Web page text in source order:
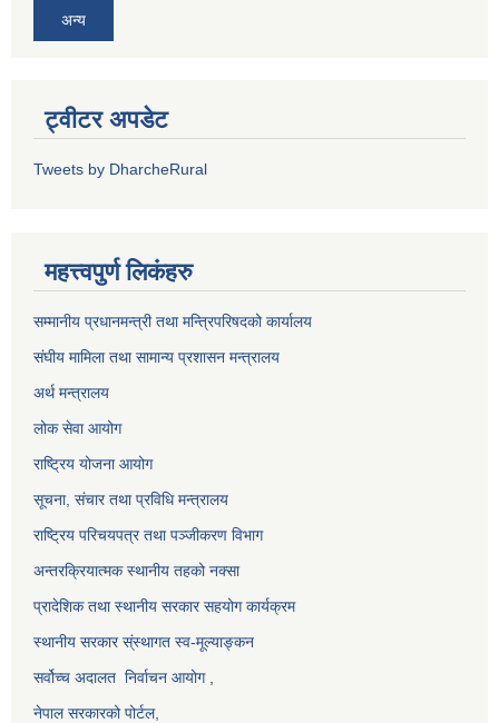
अन्य
ट्वीटर अपडेट
Tweets by DharcheRural
महत्त्वपुर्ण लिकंहरु
सम्मानीय प्रधानमन्त्री तथा मन्त्रिपरिषदको कार्यालय
संघीय मामिला तथा सामान्य प्रशासन मन्त्रालय
अर्थ मन्त्रालय
लोक सेवा आयोग
राष्ट्रिय योजना आयोग
सूचना, संचार तथा प्रविधि मन्त्रालय
राष्ट्रिय परिचयपत्र तथा पञ्जीकरण विभाग
अन्तरक्रियात्मक स्थानीय तहको नक्सा
प्रादेशिक तथा स्थानीय सरकार सहयोग कार्यक्रम
स्थानीय सरकार स्ंस्थागत स्व-मूल्याङ्कन
सर्वोच्च अदालत निर्वाचन आयोग,
नेपाल सरकारको पोर्टल,